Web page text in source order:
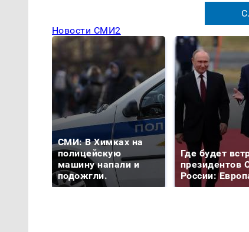
Новости СМИ2
СМИ: В Химках на
полицейскую
машину напали и
подожгли.
Где будет
президентов
России: